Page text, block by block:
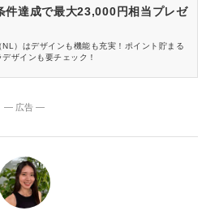
件達成で最大23,000円相当プレゼ
）はデザインも機能も充実！ポイント貯まる
ザインも要チェック！
― 広告 ―